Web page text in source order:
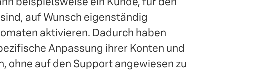
auf Wunsch eigenständig
aktivieren. Dadurch haben
Anpassung ihrer Konten und
ohne auf den Support angewiesen zu